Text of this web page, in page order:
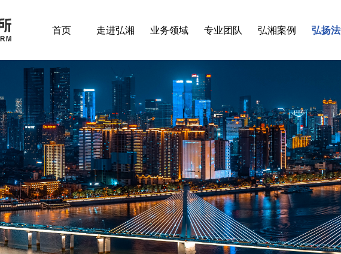
首页 走进弘湘 业务领域 专业团队 弘湘案例 弘扬